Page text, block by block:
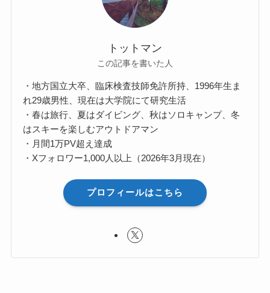
トットマン
この記事を書いた人
・地方国立大卒、臨床検査技師免許所持、1996年生ま
れ29歳男性、現在は大学院にて研究生活
・春は旅行、夏はダイビング、秋はソロキャンプ、冬
はスキーを楽しむアウトドアマン
・月間1万PV超え達成
・Xフォロワー1,000人以上（2026年3月現在）
プロフィールはこちら